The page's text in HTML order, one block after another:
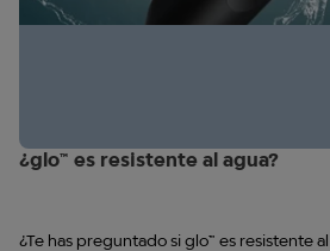
¿glo™ es resistente al agua?
¿Te has preguntado si glo™ es resistente